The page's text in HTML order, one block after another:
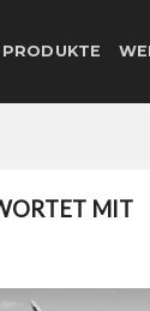
MIT